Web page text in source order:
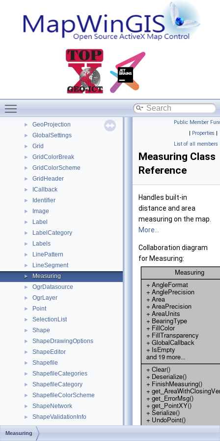
► Extents
Field
FieldStatOperations
FileManager
GdalDriverManager
► GeoProjection
► GlobalSettings
► Grid
► GridColorBreak
► GridColorScheme
► GridHeader
► ICallback
► Identifier
► Image
► Label
► LabelCategory
► Labels
► LinePattern
► LineSegment
► Measuring
► OgrDatasource
► OgrLayer
► Point
► SelectionList
► Shape
► ShapeDrawingOptions
► ShapeEditor
► Shapefile
► ShapefileCategories
► ShapefileCategory
► ShapefileColorScheme
► ShapeNetwork
► ShapeValidationInfo
Table
TileProviders
Public Member
Properties
List of all members
Measuring Class
Reference
Handles built-in
distance and area
measuring on the map.
More...
Collaboration diagram
for Measuring:
Measuring